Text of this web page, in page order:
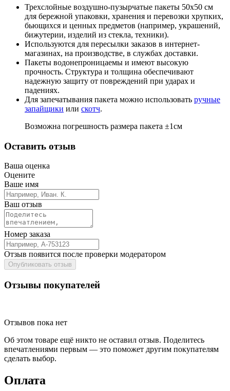
Трехслойные воздушно-пузырчатые пакеты 50x50 см
для бережной упаковки, хранения и перевозки хрупких,
бьющихся и ценных предметов (например, украшений,
бижутерии, изделий из стекла, техники).
Используются для пересылки заказов в интернет-
магазинах, на производстве, в службах доставки.
Пакеты водонепроницаемы и имеют высокую
прочность. Структура и толщина обеспечивают
надежную защиту от повреждений при ударах и
падениях.
Для запечатывания пакета можно использовать ручные
запайщики или скотч.
Возможна погрешность размера пакета ±1см
Оставить отзыв
Ваша оценка
Оцените
Ваше имя
Ваш отзыв
Номер заказа
Отзыв появится после проверки модератором
Опубликовать отзыв
Отзывы покупателей
Отзывов пока нет
Об этом товаре ещё никто не оставил отзыв. Поделитесь
впечатлениями первым — это поможет другим покупателям
сделать выбор.
Оплата